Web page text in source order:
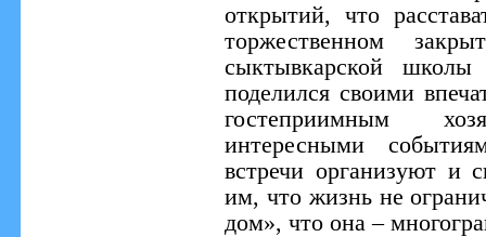
открытий, что
торжественном
сыктывкарской
поделился своими
гостеприимным
интересными
встречи организуют и
им, что жизнь не
дом», что она –